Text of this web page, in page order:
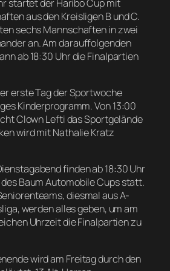
startet der Haribo Cup mit
aus den Kreisligen B und C.
sechs Mannschaften in zwei
an. Am darauffolgenden
ab 18:30 Uhr die Finalpartien
erste Tag der Sportwoche
Kinderprogramm. Von 13:00
Clown Lefti das Sportgelände
wird mit Nathalie Kratz
finden ab 18:30 Uhr
Baum Automobile Cups statt.
diesmal aus A-
werden alles geben, um am
Uhrzeit die Finalpartien zu
wird am Freitag durch den